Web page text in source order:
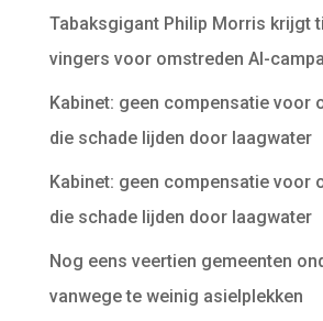
Tabaksgigant Philip Morris krijgt
vingers voor omstreden AI-
Kabinet: geen compensatie voor
die schade lijden door laagwater
Kabinet: geen compensatie voor
die schade lijden door laagwater
Nog eens veertien gemeenten
vanwege te weinig asielplekken